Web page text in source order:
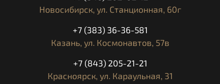
Тип сцепления многодисковое в
электростартер
КПП/главная передача 5 ступенчатая/цепь
Максимальная скорость
180
Новосибирск, ул. Станционная, 60г
+7 (383) 36-36-581
Казань, ул. Космонавтов, 57в
+7 (843) 205-21-21
Красноярск, ул. Караульная, 31